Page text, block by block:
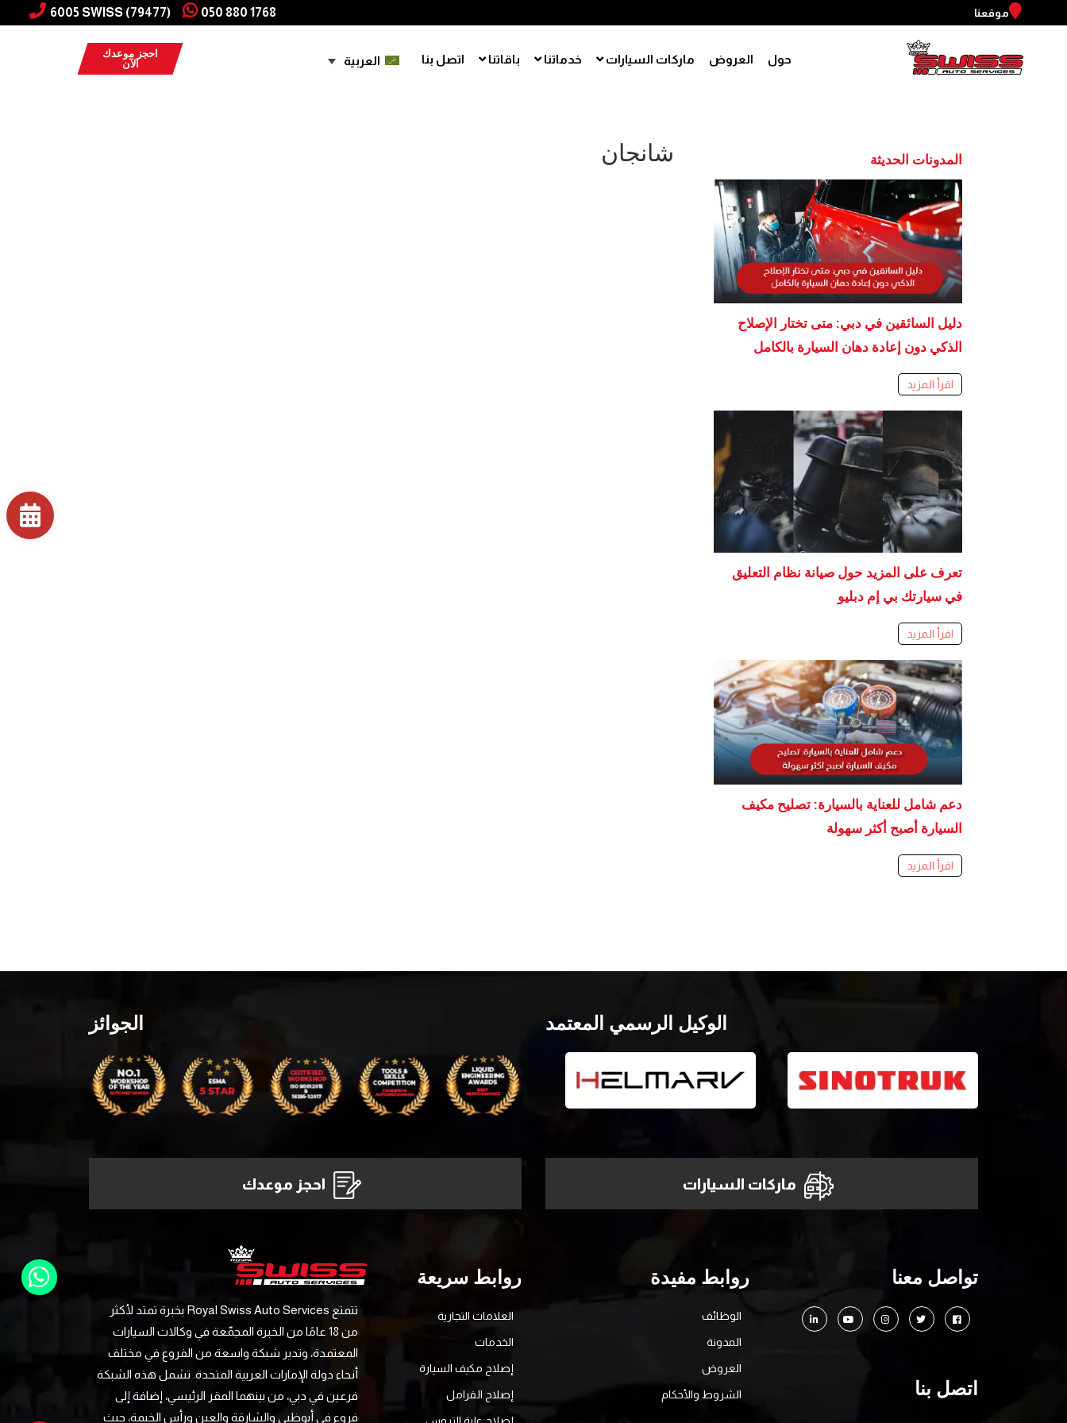
6005 SWISS (79477) 050 880 1768 موقعنا
حول العروض ماركات السيارات خدماتنا باقاتنا اتصل بنا العربية
احجز موعدك
الآن
شانجان المدونات الحديثة
دليل السائقين في دبي: متى تختار الإصلاح
الذكي دون إعادة دهان السيارة بالكامل
اقرأ المزيد
تعرف على المزيد حول صيانة نظام التعليق
في سيارتك بي إم دبليو
اقرأ المزيد
دعم شامل للعناية بالسيارة: تصليح مكيف
السيارة أصبح أكثر سهولة
اقرأ المزيد
الجوائز الوكيل الرسمي المعتمد
احجز موعدك ماركات السيارات
تتمتع Royal Swiss Auto Services بخبرة تمتد لأكثر
من 18 عامًا من الخبرة المجمّعة في وكالات السيارات
المعتمدة، وتدير شبكة واسعة من الفروع في مختلف
أنحاء دولة الإمارات العربية المتحدة. تشمل هذه الشبكة
فرعين في دبي، من بينهما المقر الرئيسي، إضافة إلى
فروع في أبوظبي والشارقة والعين ورأس الخيمة، حيث
روابط سريعة
العلامات التجارية
الخدمات
إصلاح مكيف السيارة
إصلاح الفرامل
روابط مفيدة
الوظائف
المدونة
العروض
الشروط والأحكام
تواصل معنا
اتصل بنا